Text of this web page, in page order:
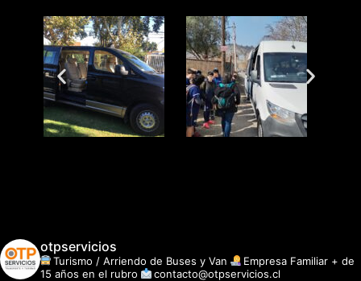
otpservicios
Turismo / Arriendo de Buses y Van
Empresa Familiar + de
15 años en el rubro
contacto@otpservicios.cl